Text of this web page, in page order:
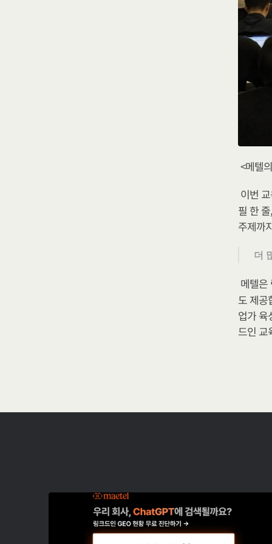
<메텔
이번
필 한
주제까
더
메텔은
도 제공
업가 육
드인 교